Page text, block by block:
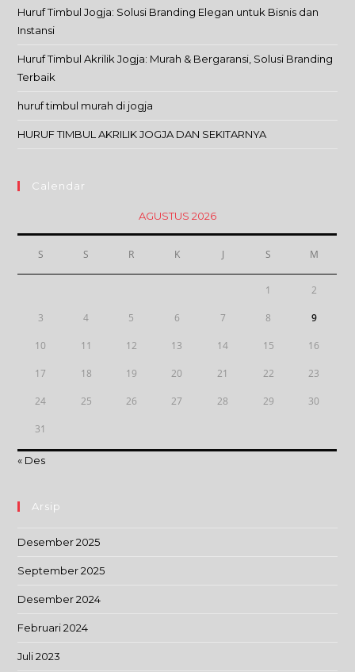
Huruf Timbul Jogja: Solusi Branding Elegan untuk Bisnis dan
Instansi
Huruf Timbul Akrilik Jogja: Murah & Bergaransi, Solusi Branding
Terbaik
huruf timbul murah di jogja
HURUF TIMBUL AKRILIK JOGJA DAN SEKITARNYA
Calendar
AGUSTUS 2026
S S R K J S M
1 2
3 4 5 6 7 8 9
10 11 12 13 14 15 16
17 18 19 20 21 22 23
24 25 26 27 28 29 30
31
« Des
Arsip
Desember 2025
September 2025
Desember 2024
Februari 2024
Juli 2023